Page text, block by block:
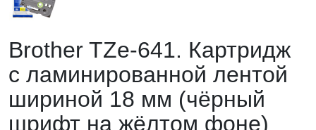
Brother TZe-641. Картридж
с ламинированной лентой
шириной 18 мм (чёрный
шрифт на жёлтом фоне)